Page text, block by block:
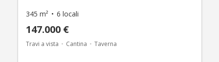
345 m² 6 locali
147.000 €
Travi a vista Cantina Taverna